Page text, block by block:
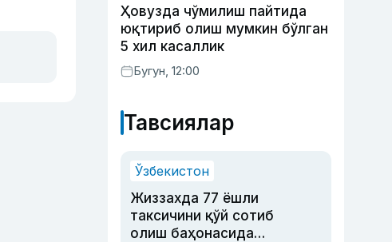
Ҳовузда чўмилиш пайтида
юқтириб олиш мумкин бўлган
5 хил касаллик
Бугун, 12:00
Тавсиялар
Ўзбекистон
Жиззахда 77 ёшли
таксичини қўй сотиб
олиш баҳонасида